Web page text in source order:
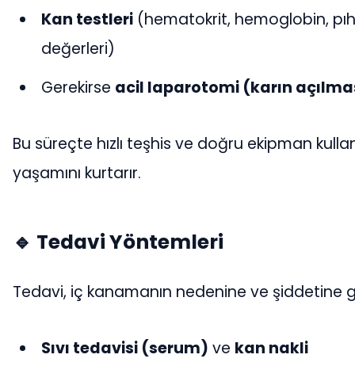
Kan testleri (hematokrit, hemoglobin,
değerleri)
Gerekirse acil laparotomi (karın
Bu süreçte hızlı teşhis ve doğru ekipman
yaşamını kurtarır.
🔹 Tedavi Yöntemleri
Tedavi, iç kanamanın nedenine ve şiddetine
Sıvı tedavisi (serum) ve kan nakli